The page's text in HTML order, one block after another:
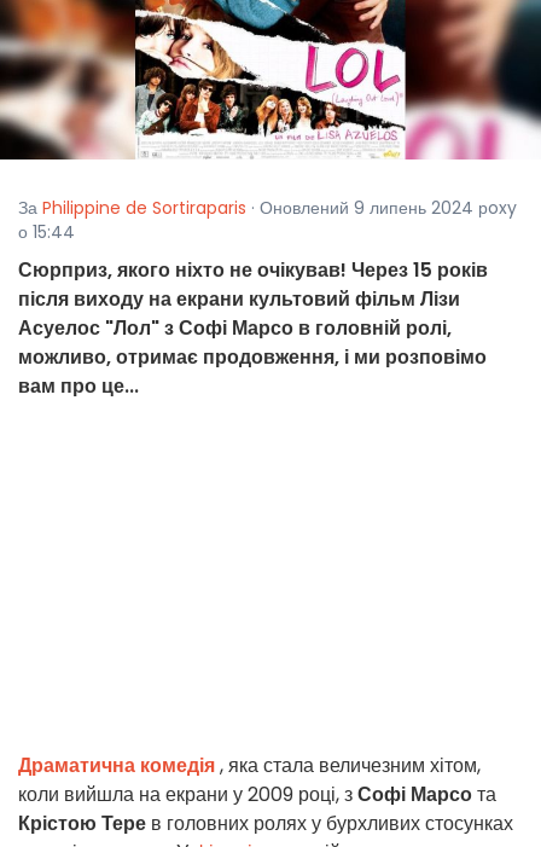
За Philippine de Sortiraparis · Оновлений 9 липень 2024 рoxy
о 15:44
Сюрприз, якого ніхто не очікував! Через 15 років
після виходу на екрани культовий фільм Лізи
Асуелос "Лол" з Софі Марсо в головній ролі,
можливо, отримає продовження, і ми розповімо
вам про це...
Драматична комедія, яка стала величезним хітом,
коли вийшла на екрани у 2009 році, зСофі Марсота
Крістою Тере в головних ролях у бурхливих стосунках